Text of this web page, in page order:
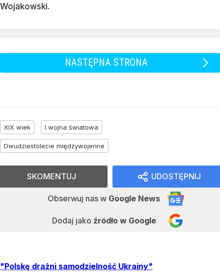
Wojakowski.
NASTĘPNA STRONA
XIX wiek I wojna światowa
Dwudziestolecie międzywojenne
UDOSTĘPNIJ
Obserwuj nas w Google News
Dodaj jako źródło w Google
SKOMENTUJ
"Polskę drażni samodzielność Ukrainy"